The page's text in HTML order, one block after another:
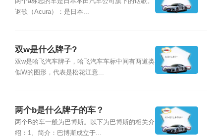
讴歌（Acura）：是日本...
双w是什么牌子?
双w是哈飞汽车牌子，哈飞汽车车标中间有两道类
似W的图形，代表是松花江意...
两个b是什么牌子的车？
两个B的车一般为巴博斯。以下为巴博斯的相关介
绍：1、简介：巴博斯成立于...